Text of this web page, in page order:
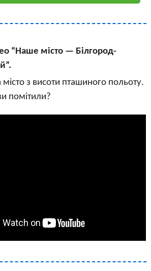
“Наше місто — Білгород-
місто з висоти пташиного польоту.
помітили?